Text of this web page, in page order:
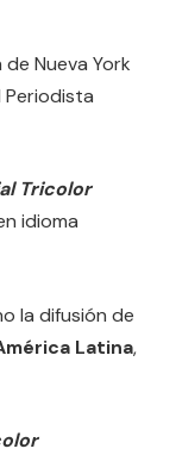
Nueva York
Tricolor
idioma
la difusión de
Latina,